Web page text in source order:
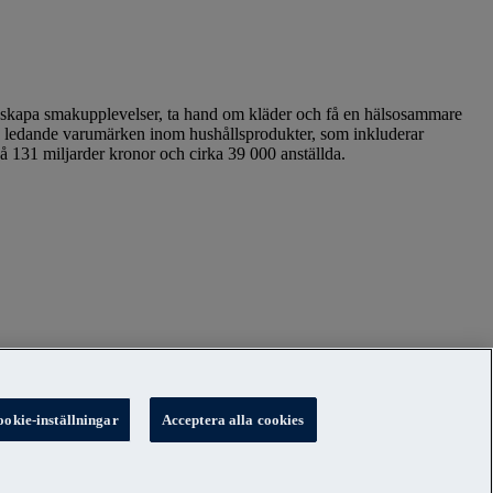
smakupplevelser, ta hand om kläder och få en hälsosammare
varumärken inom hushållsprodukter, som inkluderar
miljarder kronor och cirka 39 000 anställda.
inställningar Acceptera alla cookies